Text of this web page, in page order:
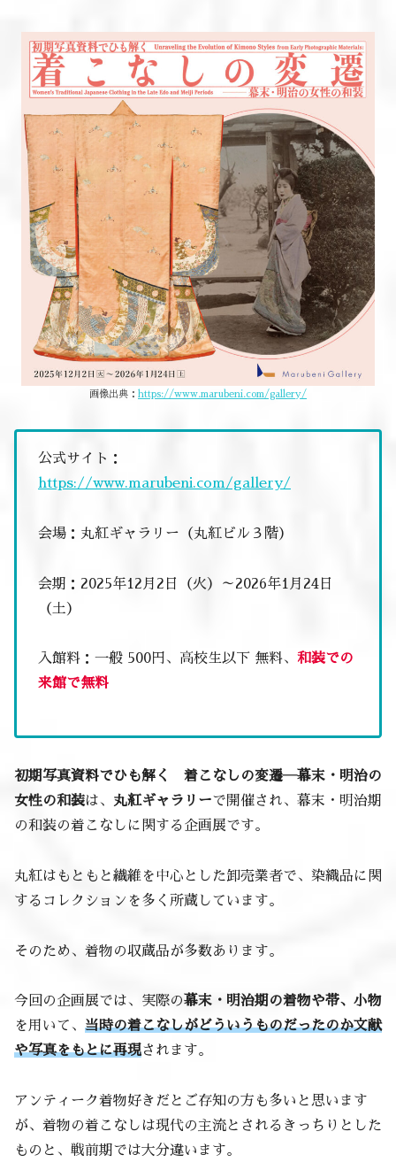
画像出典： https://www.marubeni.com/gallery/
公式サイト：
https://www.marubeni.com/gallery/
会場：丸紅ギャラリー（丸紅ビル３階）
会期：2025年12月2日（火）～2026年1月24日
（土）
入館料：一般 500円、高校生以下 無料、 和装での
来館で無料
初期写真資料でひも解く 着こなしの変遷―幕末・明治の
女性の和装は、 丸紅ギャラリーで開催され、幕末・明治期
の和装の着こなしに関する企画展です。
丸紅はもともと繊維を中心とした卸売業者で、染織品に関
するコレクションを多く所蔵しています。
そのため、着物の収蔵品が多数あります。
今回の企画展では、実際の幕末・明治期の着物や帯、小物
を用いて、 当時の着こなしがどういうものだったのか文献
や写真をもとに再現されます。
アンティーク着物好きだとご存知の方も多いと思います
が、着物の着こなしは現代の主流とされるきっちりとした
ものと、戦前期では大分違います。